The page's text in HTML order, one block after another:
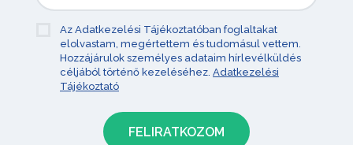
Az Adatkezelési Tájékoztatóban foglaltakat
elolvastam, megértettem és tudomásul vettem.
Hozzájárulok személyes adataim hírlevélküldés
céljából történő kezeléséhez. Adatkezelési
Tájékoztató